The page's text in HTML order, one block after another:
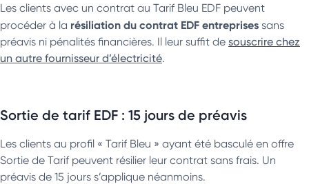
Les clients avec un contrat au Tarif Bleu EDF peuvent
procéder à la résiliation du contrat EDF entreprises sans
préavis ni pénalités financières. Il leur suffit de souscrire chez
un autre fournisseur d’électricité.
Sortie de tarif EDF : 15 jours de préavis
Les clients au profil « Tarif Bleu » ayant été basculé en offre
Sortie de Tarif peuvent résilier leur contrat sans frais. Un
préavis de 15 jours s’applique néanmoins.